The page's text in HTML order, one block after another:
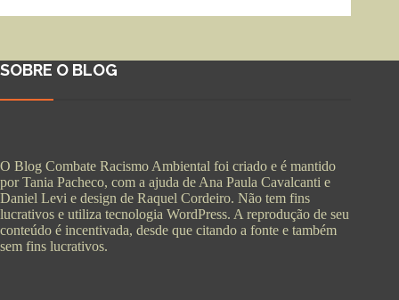
SOBRE O BLOG
O Blog Combate Racismo Ambiental foi criado e é mantido
por Tania Pacheco, com a ajuda de Ana Paula Cavalcanti e
Daniel Levi e design de Raquel Cordeiro. Não tem fins
lucrativos e utiliza tecnologia WordPress. A reprodução de seu
conteúdo é incentivada, desde que citando a fonte e também
sem fins lucrativos.